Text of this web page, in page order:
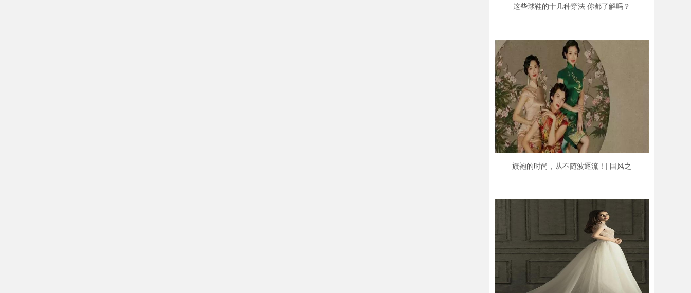
这些球鞋的十几种穿法 你都了解吗？
旗袍的时尚，从不随波逐流！| 国风之